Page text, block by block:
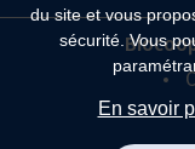
du site et vous
sécurité. Vous
En savoir